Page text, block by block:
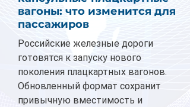
вагоны: что изменится для
пассажиров
Российские железные дороги
готовятся к запуску нового
поколения плацкартных вагонов.
Обновленный формат сохранит
привычную вместимость и